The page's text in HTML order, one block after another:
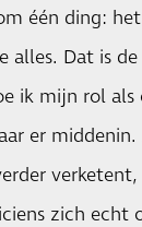
één ding:
alles. Dat is de
ik mijn rol als
er middenin.
zich echt